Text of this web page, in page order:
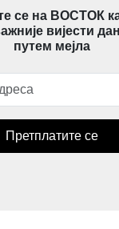
се на ВОСТОК
вијести
путем мејла
Претплатите се